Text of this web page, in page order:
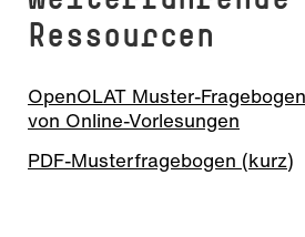
Ressourcen
OpenOLAT Muster-
von Online-Vorlesungen
PDF-Musterfragebogen (kurz)